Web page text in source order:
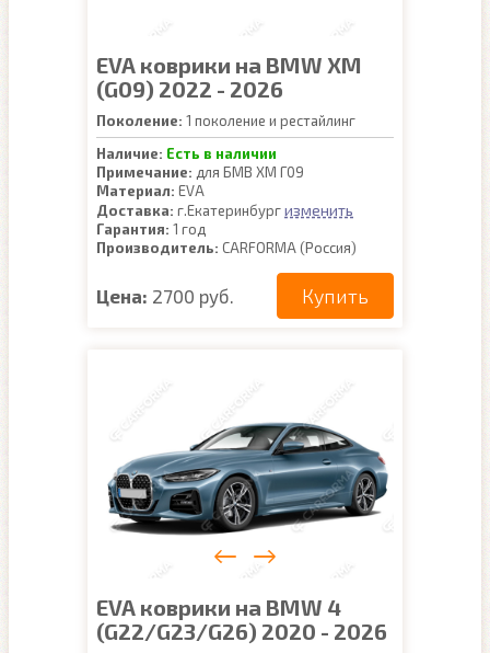
EVA коврики на BMW XM
(G09) 2022 - 2026
Поколение: 1 поколение и рестайлинг
Наличие: Есть в наличии
Примечание: для БМВ ХМ Г09
Материал: EVA
Доставка: г.Екатеринбургизменить
Гарантия: 1 год
Производитель: CARFORMA (Россия)
Цена: 2700 руб. Купить
EVA коврики на BMW 4
(G22/G23/G26) 2020 - 2026